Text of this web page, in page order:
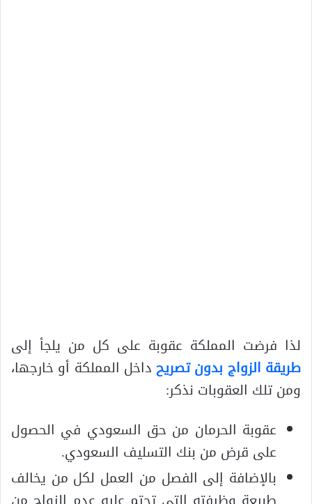
لذا فرضت المملكة عقوبة على كل من يلجأ إلى
طريقة الزواج بدون تصريحداخل المملكة أو خارجها،
ومن تلك العقوبات نذكر:
عقوبة الحرمان من حق السعودي في الحصول
على قرض من بنك التسليف السعودي.
بالإضافة إلى الفصل من العمل لكل من يخالف